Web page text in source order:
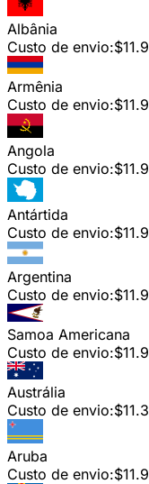
Albânia
Custo de envio:
Armênia
Custo de envio:
Angola
Custo de envio:
Antártida
Custo de envio:
Argentina
Custo de envio:
Samoa Americana
Custo de envio:
Austrália
Custo de envio:
Aruba
Custo de envio: